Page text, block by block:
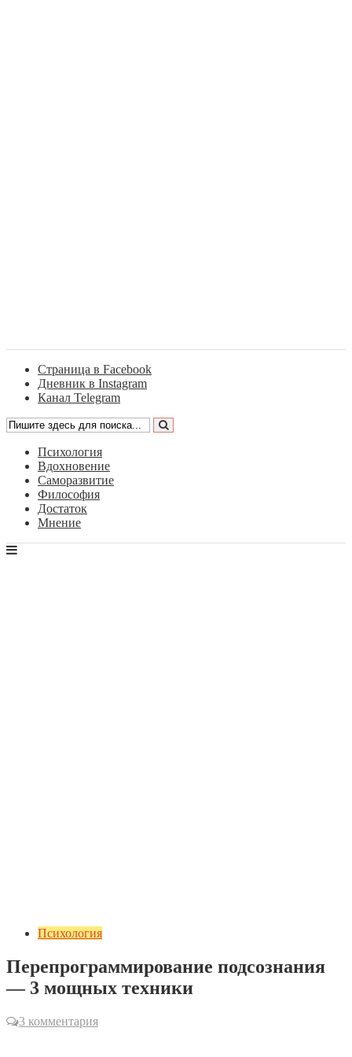
Страница в Facebook
Дневник в Instagram
Канал Telegram
Психология
Вдохновение
Саморазвитие
Философия
Достаток
Мнение
Психология
Перепрограммирование подсознания
— 3 мощных техники
3 комментария